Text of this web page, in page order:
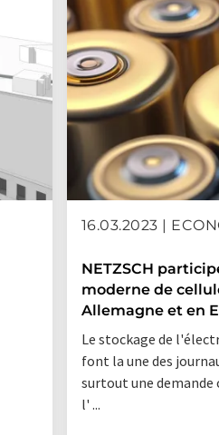
16.03.2023 |
NETZSCH
moderne de
Allemagne et en
Le stockage de
font la une des
surtout une
l' ...